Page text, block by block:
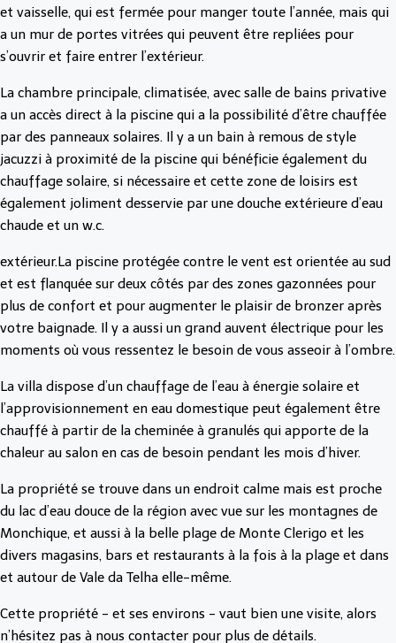
et vaisselle, qui est fermée pour manger toute l’année, mais qui
a un mur de portes vitrées qui peuvent être repliées pour
s’ouvrir et faire entrer l’extérieur.
La chambre principale, climatisée, avec salle de bains privative
a un accès direct à la piscine qui a la possibilité d’être chauffée
par des panneaux solaires. Il y a un bain à remous de style
jacuzzi à proximité de la piscine qui bénéficie également du
chauffage solaire, si nécessaire et cette zone de loisirs est
également joliment desservie par une douche extérieure d’eau
chaude et un w.c.
extérieur.La piscine protégée contre le vent est orientée au sud
et est flanquée sur deux côtés par des zones gazonnées pour
plus de confort et pour augmenter le plaisir de bronzer après
votre baignade. Il y a aussi un grand auvent électrique pour les
moments où vous ressentez le besoin de vous asseoir à l’ombre.
La villa dispose d’un chauffage de l’eau à énergie solaire et
l’approvisionnement en eau domestique peut également être
chauffé à partir de la cheminée à granulés qui apporte de la
chaleur au salon en cas de besoin pendant les mois d’hiver.
La propriété se trouve dans un endroit calme mais est proche
du lac d’eau douce de la région avec vue sur les montagnes de
Monchique, et aussi à la belle plage de Monte Clerigo et les
divers magasins, bars et restaurants à la fois à la plage et dans
et autour de Vale da Telha elle-même.
Cette propriété - et ses environs - vaut bien une visite, alors
n’hésitez pas à nous contacter pour plus de détails.